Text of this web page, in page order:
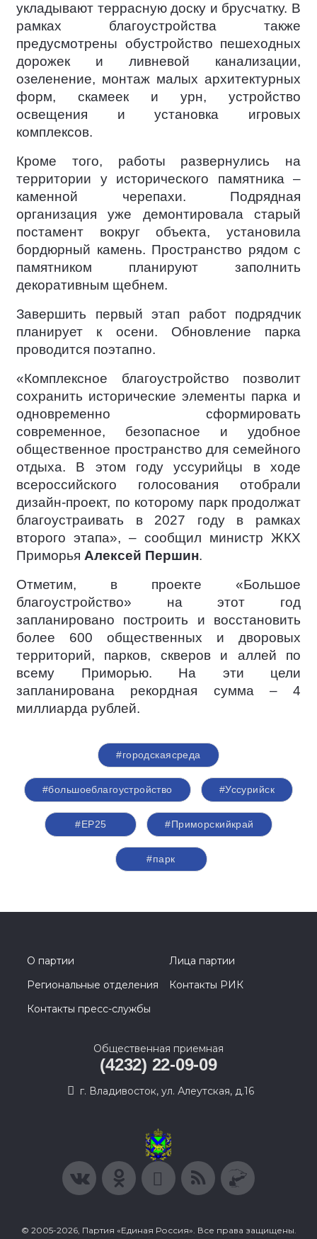
укладывают террасную доску и брусчатку. В
рамках благоустройства также
предусмотрены обустройство пешеходных
дорожек и ливневой канализации,
озеленение, монтаж малых архитектурных
форм, скамеек и урн, устройство
освещения и установка игровых
комплексов.
Кроме того, работы развернулись на
территории у исторического памятника –
каменной черепахи. Подрядная
организация уже демонтировала старый
постамент вокруг объекта, установила
бордюрный камень. Пространство рядом с
памятником планируют заполнить
декоративным щебнем.
Завершить первый этап работ подрядчик
планирует к осени. Обновление парка
проводится поэтапно.
«Комплексное благоустройство позволит
сохранить исторические элементы парка и
одновременно сформировать
современное, безопасное и удобное
общественное пространство для семейного
отдыха. В этом году уссурийцы в ходе
всероссийского голосования отобрали
дизайн-проект, по которому парк продолжат
благоустраивать в 2027 году в рамках
второго этапа», – сообщил министр ЖКХ
Приморья Алексей Першин.
Отметим, в проекте «Большое
благоустройство» на этот год
запланировано построить и восстановить
более 600 общественных и дворовых
территорий, парков, скверов и аллей по
всему Приморью. На эти цели
запланирована рекордная сумма – 4
миллиарда рублей.
#городскаясреда
#большоеблагоустройство #Уссурийск
#ЕР25 #Приморскийкрай
#парк
О партии
Лица партии
Региональные отделения
Контакты РИК
Контакты пресс-службы
Общественная приемная
(4232) 22-09-09
г. Владивосток, ул. Алеутская, д.16
© 2005-2026, Партия «Единая Россия». Все права защищены.